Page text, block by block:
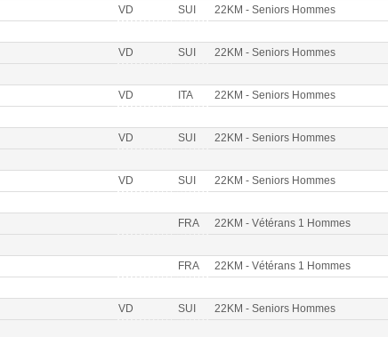
VD SUI 22KM - Seniors Hommes
VD SUI 22KM - Seniors Hommes
VD ITA 22KM - Seniors Hommes
VD SUI 22KM - Seniors Hommes
VD SUI 22KM - Seniors Hommes
FRA 22KM - Vétérans 1 Hommes
FRA 22KM - Vétérans 1 Hommes
VD SUI 22KM - Seniors Hommes